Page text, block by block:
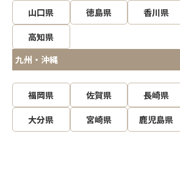
山口県 徳島県 香川県
高知県
九州・沖縄
福岡県 佐賀県 長崎県
大分県
宮崎県 鹿児島県